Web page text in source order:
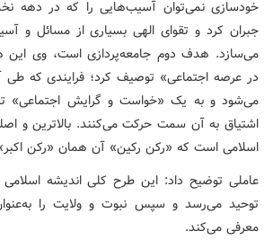
خودسازی نمی‌توان آسیب‌هایی را که در دهه
جبران کرد و تقوای الهی بسیاری از مسائل و
می‌سازد. هدف دوم جامعه‌پردازی است، وی
در عرصه اجتماعی» توصیف کرد؛ فرایندی که طی
می‌شود و به یک «خواست و گرایش اجتماعی»
اشتیاق به آن سمت حرکت می‌کنند. بالاترین و
اسلامی است که «رکن رکین» آن همان «رکن
عاملی توضیح داد: این طرح کلی اندیشه اسلامی
توحید می‌رسد و سپس نبوت و ولایت را
معرفی می‌کند.